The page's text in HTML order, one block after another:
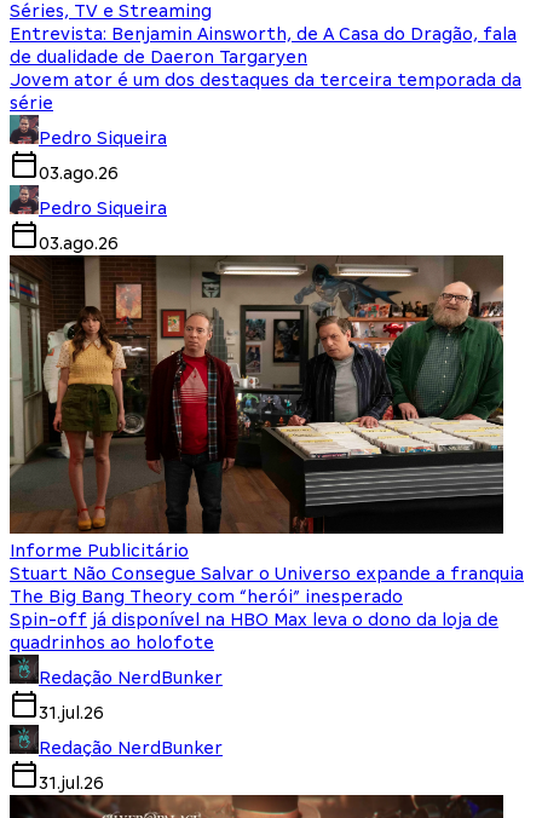
Séries, TV e Streaming
Entrevista: Benjamin Ainsworth, de A Casa do Dragão, fala
de dualidade de Daeron Targaryen
Jovem ator é um dos destaques da terceira temporada da
série
Pedro Siqueira
03.ago.26
Pedro Siqueira
03.ago.26
Informe Publicitário
Stuart Não Consegue Salvar o Universo expande a franquia
The Big Bang Theory com “herói” inesperado
Spin-off já disponível na HBO Max leva o dono da loja de
quadrinhos ao holofote
Redação NerdBunker
31.jul.26
Redação NerdBunker
31.jul.26